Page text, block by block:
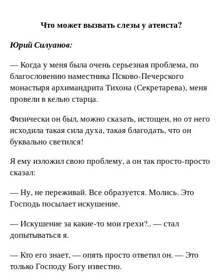
Что может вызвать слезы у атеиста?
Юрий Силуанов:
— Когда у меня была очень серьезная проблема, по
благословению наместника Псково-Печерского
монастыря архимандрита Тихона (Секретарева), меня
провели в келью старца.
Физически он был, можно сказать, истощен, но от него
исходила такая сила духа, такая благодать, что он
буквально светился!
Я ему изложил свою проблему, а он так просто-просто
сказал:
— Ну, не переживай. Все образуется. Молись. Это
Господь посылает искушение.
— Искушение за какие-то мои грехи?.. — стал
допытываться я.
— Кто его знает, — опять просто ответил он. — Это
только Господу Богу известно.